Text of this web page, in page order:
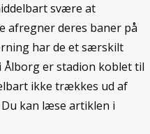
svære at
afregner deres baner på
har de et særskilt
er stadion koblet til
ikke trækkes ud af
kan læse artiklen i